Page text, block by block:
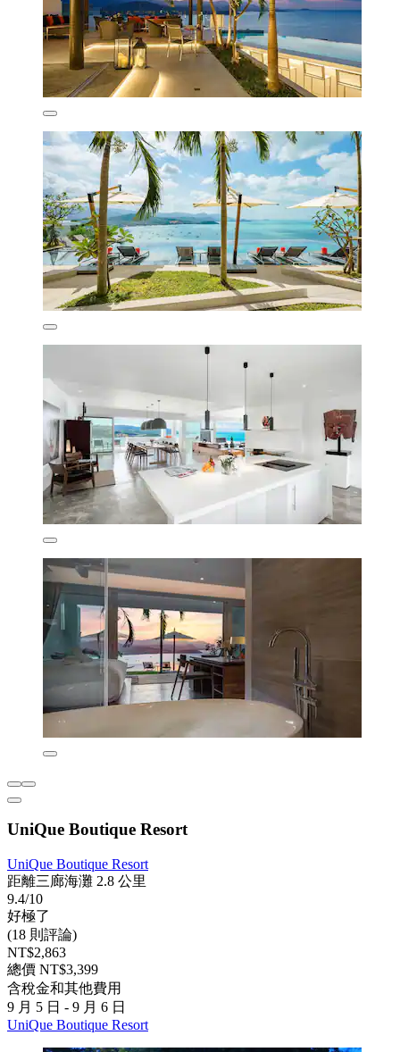
UniQue Boutique Resort
UniQue Boutique Resort
距離三廊海灘 2.8 公里
9.4/10
好極了
(18 則評論)
NT$2,863
總價 NT$3,399
含稅金和其他費用
9 月 5 日 - 9 月 6 日
UniQue Boutique Resort